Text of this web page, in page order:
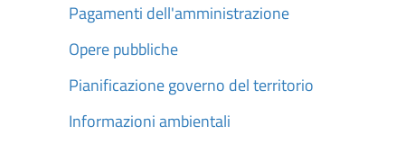
Pagamenti dell'amministrazione
Opere pubbliche
Pianificazione governo del territorio
Informazioni ambientali